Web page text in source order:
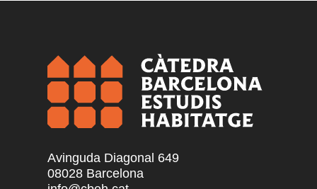
Avinguda Diagonal 649
08028 Barcelona